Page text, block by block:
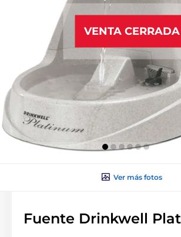
VENTA CERRADA
Ver más fotos
Fuente Drinkwell